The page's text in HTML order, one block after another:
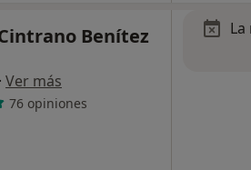
Benítez
· Ver más
76 opiniones